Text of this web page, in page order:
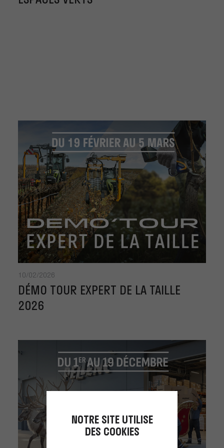
10/02/2026
DÉMO TOUR EXPERT DE LA TAILLE
2026
NOTRE SITE UTILISE
DES COOKIES